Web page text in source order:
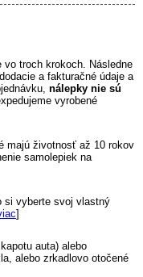
vo troch krokoch. Následne
a fakturačné údaje a
nálepky nie sú
vyrobené
majú životnosť až 10 rokov
samolepiek na
si vyberte svoj vlastný
]
auta) alebo
alebo zrkadlovo otočené